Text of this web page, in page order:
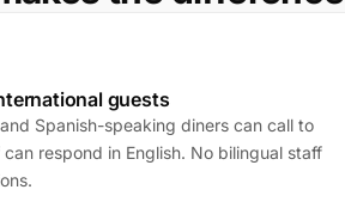
guests
Spanish-speaking diners can call to
respond in English. No bilingual staff